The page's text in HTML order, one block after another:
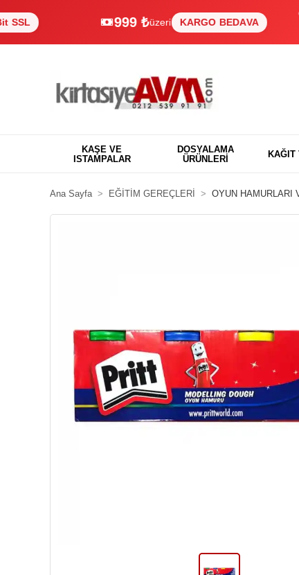
999 ₺üzeri KARGO BEDAVA
KAŞE VE
ISTAMPALAR
DOSYALAMA
ÜRÜNLERİ
KAĞIT
Ana Sayfa EĞİTİM GEREÇLERİ OYUN HAMURLARI